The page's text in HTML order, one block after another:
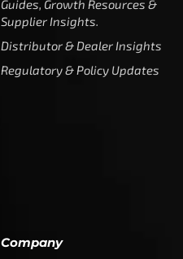
Regulatory & Policy Updates
Guides, Growth Resources &
Supplier Insights.